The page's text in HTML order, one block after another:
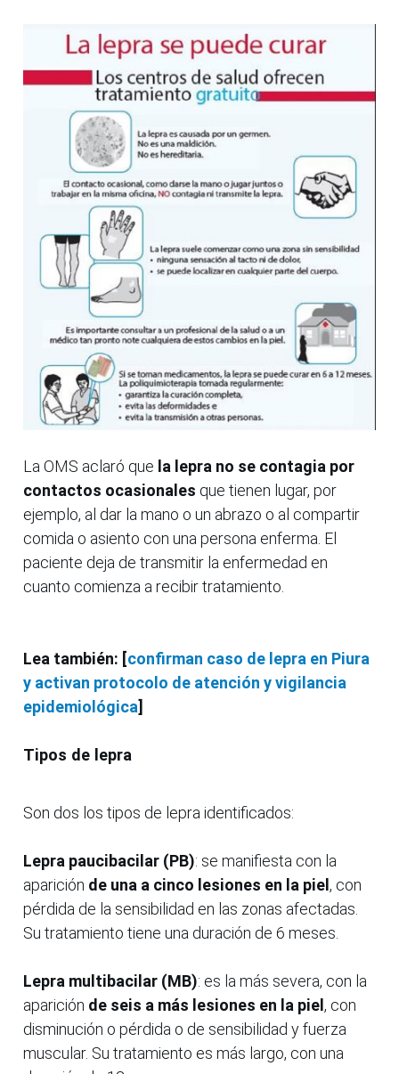
La OMS aclaró que la lepra no se contagia por
contactos ocasionales que tienen lugar, por
ejemplo, al dar la mano o un abrazo o al compartir
comida o asiento con una persona enferma. El
paciente deja de transmitir la enfermedad en
cuanto comienza a recibir tratamiento.
Lea también: [confirman caso de lepra en Piura
y activan protocolo de atención y vigilancia
epidemiológica]
Tipos de lepra
Son dos los tipos de lepra identificados:
Lepra paucibacilar (PB): se manifiesta con la
aparición de una a cinco lesiones en la piel , con
pérdida de la sensibilidad en las zonas afectadas.
Su tratamiento tiene una duración de 6 meses.
Lepra multibacilar (MB): es la más severa, con la
aparición de seis a más lesiones en la piel , con
disminución o pérdida o de sensibilidad y fuerza
muscular. Su tratamiento es más largo, con una